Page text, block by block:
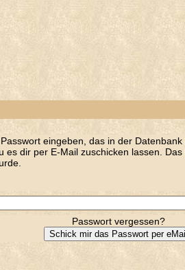
eingeben, das in der
dir per E-Mail zuschicken lassen.
Passwort vergessen?